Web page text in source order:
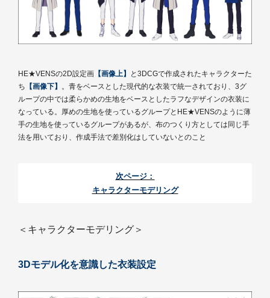
HE★VENSの2D設定画 【画像上】
と3DCGで作成されたキャラクターた
ち 【画像下】
。青をベースとした現代的な衣装で統一されており、3グ
ループの中では柔らかめの生地をベースとしたラフなデザインの衣装に
なっている。厚めの生地を使っているグループとHE★VENSのように薄
手の生地を使っているグループがあるが、布のつくり方としては同じ手
法を用いており、作成手法で差別化はしていないとのこと
次ページ：
キャラクターモデリング
＜キャラクターモデリング＞
3Dモデル化を意識した衣装設定